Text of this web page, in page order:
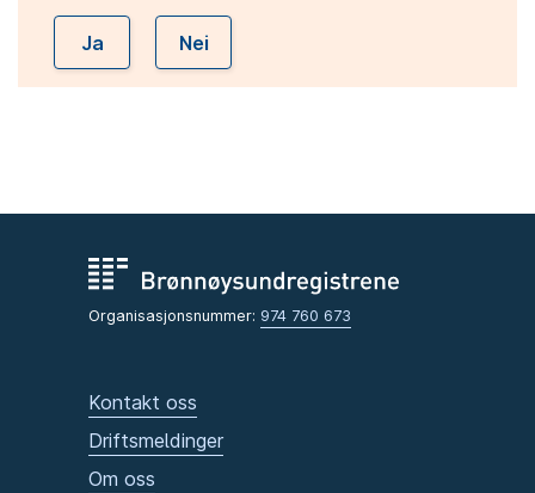
Ja Nei
Organisasjonsnummer: 974 760 673
Kontakt oss
Driftsmeldinger
Om oss